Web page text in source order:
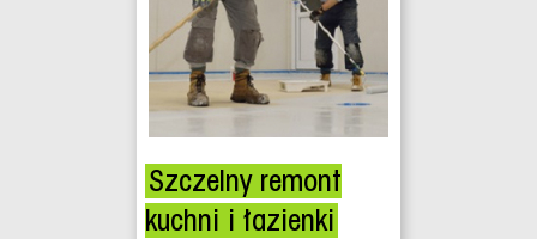
Szczelny remont
kuchni i łazienki